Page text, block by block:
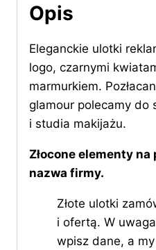
Opis
Eleganckie ulotki
logo, czarnymi
marmurkiem.
glamour polecamy do
i studia makijażu.
Złocone elementy
nazwa firmy.
Złote ulotki
i ofertą. W
wpisz dane, a